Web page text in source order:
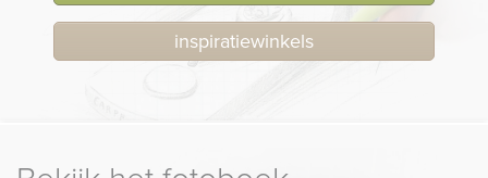
inspiratiewinkels